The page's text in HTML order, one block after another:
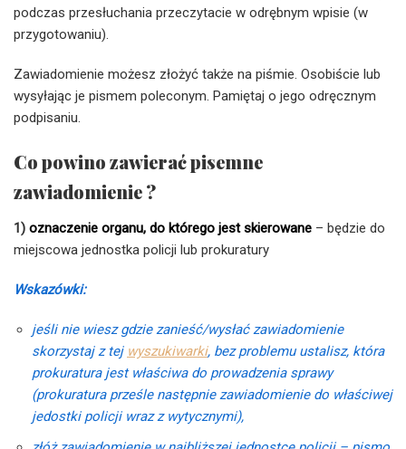
podczas przesłuchania przeczytacie w odrębnym wpisie (w
przygotowaniu).
Zawiadomienie możesz złożyć także na piśmie. Osobiście lub
wysyłając je pismem poleconym. Pamiętaj o jego odręcznym
podpisaniu.
Co powino zawierać pisemne
zawiadomienie ?
1) oznaczenie organu, do którego jest skierowane – będzie do
miejscowa jednostka policji lub prokuratury
Wskazówki:
jeśli nie wiesz gdzie zanieść/wysłać zawiadomienie
skorzystaj z tej wyszukiwarki, bez problemu ustalisz, która
prokuratura jest właściwa do prowadzenia sprawy
(prokuratura prześle następnie zawiadomienie do właściwej
jedostki policji wraz z wytycznymi),